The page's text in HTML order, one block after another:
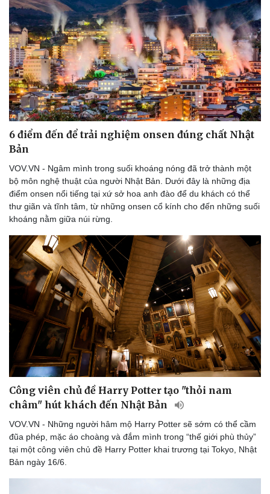
Doanh nghiệp
Thông tin doanh nghiệp
Doanh nghiệp 24h
Doanh nhân
Vì cộng đồng
Công nghệ
Sành điệu
Tin Công nghệ
Trải nghiệm
Chuyển đổi số
6 điểm đến để trải nghiệm onsen đúng chất Nhật
Bản
VOV.VN - Ngâm mình trong suối khoáng nóng đã trở thành một
bộ môn nghệ thuật của người Nhật Bản. Dưới đây là những địa
điểm onsen nổi tiếng tại xứ sở hoa anh đào để du khách có thể
thư giãn và tĩnh tâm, từ những onsen cổ kính cho đến những suối
khoáng nằm giữa núi rừng.
Công viên chủ đề Harry Potter tạo "thỏi nam
châm" hút khách đến Nhật Bản
VOV.VN - Những người hâm mộ Harry Potter sẽ sớm có thể cầm
đũa phép, mặc áo choàng và đắm mình trong “thế giới phù thủy”
tại một công viên chủ đề Harry Potter khai trương tại Tokyo, Nhật
Bản ngày 16/6.